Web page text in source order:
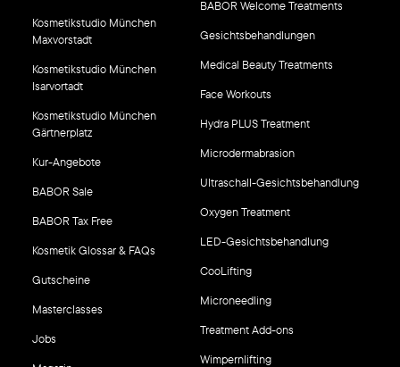
Kosmetikstudio München
Maxvorstadt
Kosmetikstudio München
Isarvortadt
Kosmetikstudio München
Gärtnerplatz
Kur-Angebote
BABOR Sale
BABOR Tax Free
Kosmetik Glossar & FAQs
Gutscheine
Masterclasses
Jobs
BABOR Welcome Treatments
Gesichtsbehandlungen
Medical Beauty Treatments
Face Workouts
Hydra PLUS Treatment
Microdermabrasion
Ultraschall-Gesichtsbehandlung
Oxygen Treatment
LED-Gesichtsbehandlung
CooLifting
Microneedling
Treatment Add-ons
Wimpernlifting